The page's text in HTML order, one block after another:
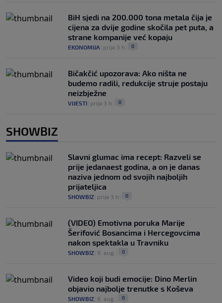
BiH sjedi na 200.000 tona metala čija je
cijena za dvije godine skočila pet puta, a
strane kompanije već kopaju
EKONOMIJA prije 3 h 0
Bičakčić upozorava: Ako ništa ne
budemo radili, redukcije struje postaju
neizbježne
VIJESTI prije 3 h 0
SHOWBIZ
Slavni glumac ima recept: Razveli se
prije jedanaest godina, a on je danas
naziva jednom od svojih najboljih
prijateljica
SHOWBIZ prije 3 h 0
(VIDEO) Emotivna poruka Marije
Šerifović Bosancima i Hercegovcima
nakon spektakla u Travniku
SHOWBIZ 9. aug. 0
Video koji budi emocije: Dino Merlin
objavio najbolje trenutke s Koševa
SHOWBIZ 6. aug. 0